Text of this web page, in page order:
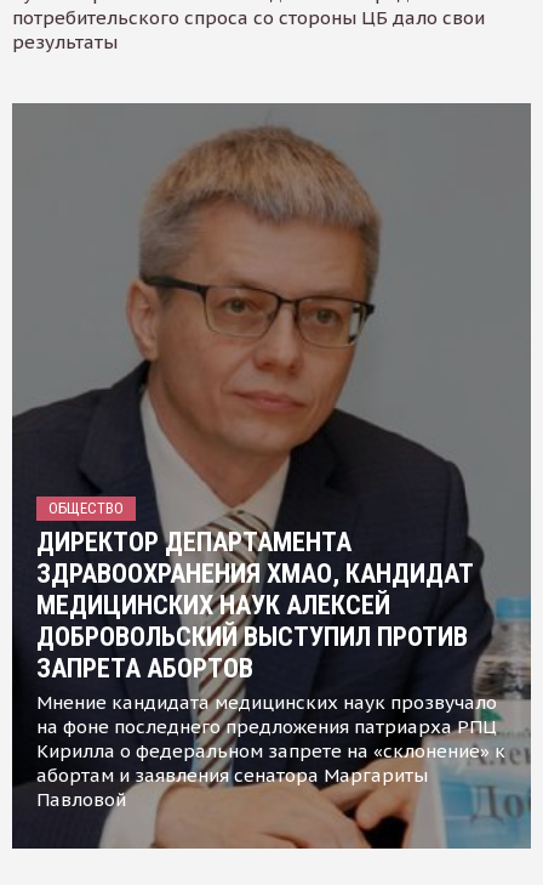
потребительского спроса со стороны ЦБ дало свои
результаты
ОБЩЕСТВО
ДИРЕКТОР ДЕПАРТАМЕНТА
ЗДРАВООХРАНЕНИЯ ХМАО, КАНДИДАТ
МЕДИЦИНСКИХ НАУК АЛЕКСЕЙ
ДОБРОВОЛЬСКИЙ ВЫСТУПИЛ ПРОТИВ
ЗАПРЕТА АБОРТОВ
Мнение кандидата медицинских наук прозвучало
на фоне последнего предложения патриарха РПЦ
Кирилла о федеральном запрете на «склонение» к
абортам и заявления сенатора Маргариты
Павловой